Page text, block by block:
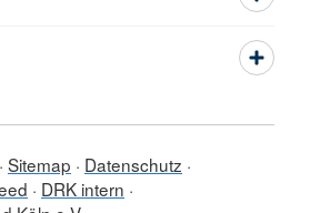
Sitemap
Datenschutz
DRK intern